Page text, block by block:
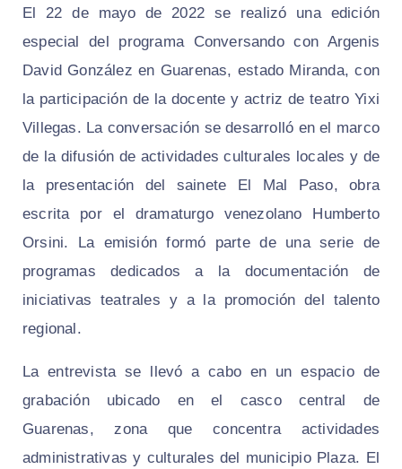
El 22 de mayo de 2022 se realizó una edición
especial del programa Conversando con Argenis
David González en Guarenas, estado Miranda, con
la participación de la docente y actriz de teatro Yixi
Villegas. La conversación se desarrolló en el marco
de la difusión de actividades culturales locales y de
la presentación del sainete El Mal Paso, obra
escrita por el dramaturgo venezolano Humberto
Orsini. La emisión formó parte de una serie de
programas dedicados a la documentación de
iniciativas teatrales y a la promoción del talento
regional.
La entrevista se llevó a cabo en un espacio de
grabación ubicado en el casco central de
Guarenas, zona que concentra actividades
administrativas y culturales del municipio Plaza. El